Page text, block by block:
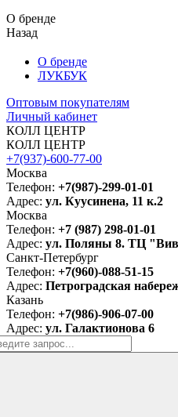
О бренде
Назад
О бренде
ЛУКБУК
Оптовым покупателям
Личный кабинет
КОЛЛ ЦЕНТР
КОЛЛ ЦЕНТР
+7(937)-600-77-00
Москва
Телефон: +7(987)-299-01-01
Адрес: ул. Куусинена, 11 к.2
Москва
Телефон: +7 (987) 298-01-01
Адрес: ул. Поляны 8. ТЦ
Санкт-Петербург
Телефон: +7(960)-088-51-15
Адрес: Петроградская
Казань
Телефон: +7(986)-906-07-00
Адрес: ул. Галактионова 6